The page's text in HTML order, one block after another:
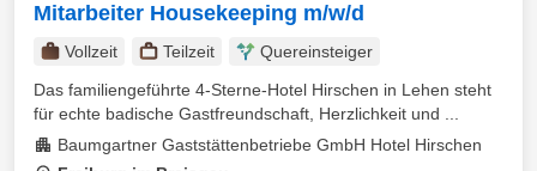
Mitarbeiter Housekeeping m/w/d
Vollzeit Teilzeit
Quereinsteiger
Das familiengeführte 4-Sterne-Hotel Hirschen in Lehen steht
für echte badische Gastfreundschaft, Herzlichkeit und ...
Baumgartner Gaststättenbetriebe GmbH Hotel Hirschen